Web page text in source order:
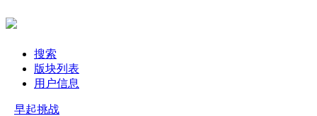
搜索
版块列表
用户信息
早起挑战